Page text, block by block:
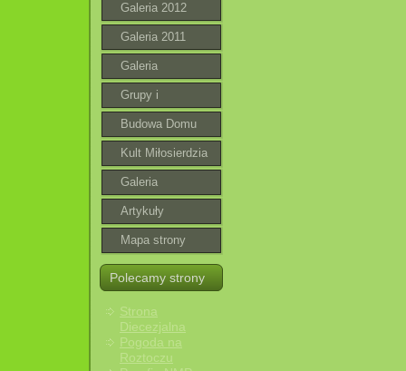
Galeria 2012
Galeria 2011
Galeria
Grupy i
wspólnoty
Budowa Domu
Parafialnego
Kult Miłosierdzia
Bożego
Galeria
roztoczańska
Artykuły
Mapa strony
Polecamy strony
Strona
Diecezjalna
Pogoda na
Roztoczu